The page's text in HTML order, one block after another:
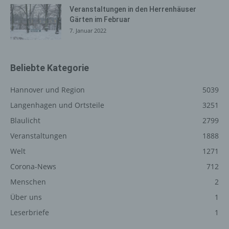
Veranstaltungen in den Herrenhäuser
Gärten im Februar
7. Januar 2022
Beliebte Kategorie
Hannover und Region
5039
Langenhagen und Ortsteile
3251
Blaulicht
2799
Veranstaltungen
1888
Welt
1271
Corona-News
712
Menschen
2
Über uns
1
Leserbriefe
1
einen oder mehrere Auftragsverarbeiter, beispielsweise
einen Paketdienstleister, veranlassen, der die
personenbezogenen Daten ebenfalls ausschließlich für
eine interne Verwendung, die dem für die Verarbeitung
Durch eine Registrierung auf der Internetseite des für die
Internet-Service-Provider (ISP) der betroffenen Person
Registrierung gespeichert. Die Speicherung dieser Daten
erfolgt vor dem Hintergrund, dass nur so der Missbrauch
unserer Dienste verhindert werden kann, und diese
aufzuklären. Insofern ist die Speicherung dieser Daten
zur Absicherung des für die Verarbeitung
Verantwortlichen erforderlich. Eine Weitergabe dieser
gesetzliche Pflicht zur Weitergabe besteht oder die
Weitergabe der Strafverfolgung dient.